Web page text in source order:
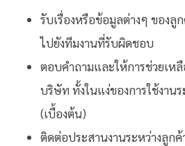
รับเรื่องหรือข้อมูลต่างๆ ของลู
ไปยังทีมงานที่รับผิดชอบ
ตอบคำถามและให้การช่วยเห
บริษัท ทั้งในแง่ของการใช้งาน
(เบื้องต้น)
ติดต่อประสานงานระหว่างลูก